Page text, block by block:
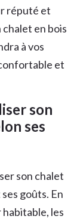
réputé et
en bois
à vos
et
son
ses
son chalet
goûts. En
les